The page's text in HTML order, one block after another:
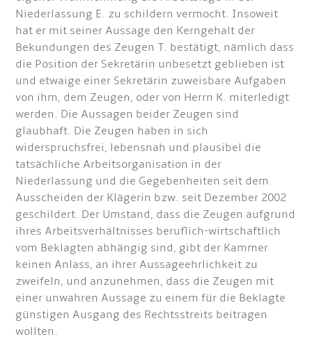
Niederlassung E. zu schildern vermocht. Insoweit
hat er mit seiner Aussage den Kerngehalt der
Bekundungen des Zeugen T. bestätigt, nämlich dass
die Position der Sekretärin unbesetzt geblieben ist
und etwaige einer Sekretärin zuweisbare Aufgaben
von ihm, dem Zeugen, oder von Herrn K. miterledigt
werden. Die Aussagen beider Zeugen sind
glaubhaft. Die Zeugen haben in sich
widerspruchsfrei, lebensnah und plausibel die
tatsächliche Arbeitsorganisation in der
Niederlassung und die Gegebenheiten seit dem
Ausscheiden der Klägerin bzw. seit Dezember 2002
geschildert. Der Umstand, dass die Zeugen aufgrund
ihres Arbeitsverhältnisses beruflich-wirtschaftlich
vom Beklagten abhängig sind, gibt der Kammer
keinen Anlass, an ihrer Aussageehrlichkeit zu
zweifeln, und anzunehmen, dass die Zeugen mit
einer unwahren Aussage zu einem für die Beklagte
günstigen Ausgang des Rechtsstreits beitragen
wollten.